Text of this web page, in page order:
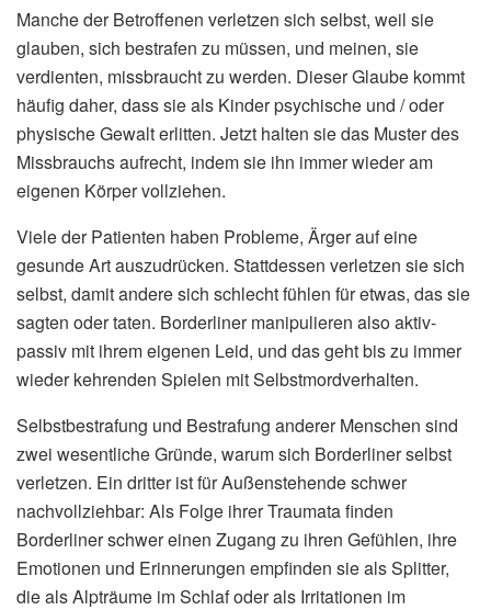
Manche der Betroffenen verletzen sich selbst, weil sie
glauben, sich bestrafen zu müssen, und meinen, sie
verdienten, missbraucht zu werden. Dieser Glaube kommt
häufig daher, dass sie als Kinder psychische und / oder
physische Gewalt erlitten. Jetzt halten sie das Muster des
Missbrauchs aufrecht, indem sie ihn immer wieder am
eigenen Körper vollziehen.
Viele der Patienten haben Probleme, Ärger auf eine
gesunde Art auszudrücken. Stattdessen verletzen sie sich
selbst, damit andere sich schlecht fühlen für etwas, das sie
sagten oder taten. Borderliner manipulieren also aktiv-
passiv mit ihrem eigenen Leid, und das geht bis zu immer
wieder kehrenden Spielen mit Selbstmordverhalten.
Selbstbestrafung und Bestrafung anderer Menschen sind
zwei wesentliche Gründe, warum sich Borderliner selbst
verletzen. Ein dritter ist für Außenstehende schwer
nachvollziehbar: Als Folge ihrer Traumata finden
Borderliner schwer einen Zugang zu ihren Gefühlen, ihre
Emotionen und Erinnerungen empfinden sie als Splitter,
die als Alpträume im Schlaf oder als Irritationen im